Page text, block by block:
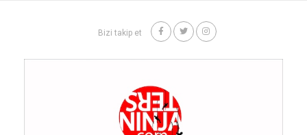
Bizi takip et